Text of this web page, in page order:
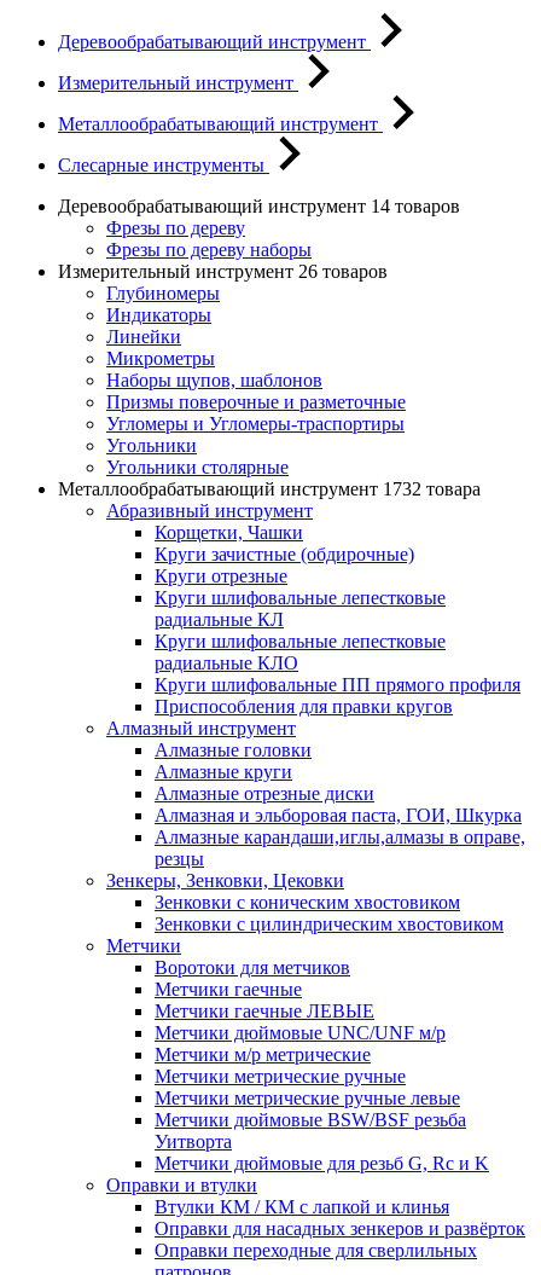
Деревообрабатывающий инструмент
Измерительный инструмент
Металлообрабатывающий инструмент
Слесарные инструменты
Деревообрабатывающий инструмент 14 товаров
Фрезы по дереву
Фрезы по дереву наборы
Измерительный инструмент 26 товаров
Глубиномеры
Индикаторы
Линейки
Микрометры
Наборы щупов, шаблонов
Призмы поверочные и разметочные
Угломеры и Угломеры-траспортиры
Угольники
Угольники столярные
Металлообрабатывающий инструмент 1732 товара
Абразивный инструмент
Корщетки, Чашки
Круги зачистные (обдирочные)
Круги отрезные
Круги шлифовальные лепестковые
радиальные КЛ
Круги шлифовальные лепестковые
радиальные КЛО
Круги шлифовальные ПП прямого профиля
Приспособления для правки кругов
Алмазный инструмент
Алмазные головки
Алмазные круги
Алмазные отрезные диски
Алмазная и эльборовая паста, ГОИ, Шкурка
Алмазные карандаши,иглы,алмазы в оправе,
резцы
Зенкеры, Зенковки, Цековки
Зенковки с коническим хвостовиком
Зенковки с цилиндрическим хвостовиком
Метчики
Воротоки для метчиков
Метчики гаечные
Метчики гаечные ЛЕВЫЕ
Метчики дюймовые UNC/UNF м/р
Метчики м/р метрические
Метчики метрические ручные
Метчики метрические ручные левые
Метчики дюймовые BSW/BSF резьба
Уитворта
Метчики дюймовые для резьб G, Rc и K
Оправки и втулки
Втулки КМ / КМ с лапкой и клинья
Оправки для насадных зенкеров и развёрток
Оправки переходные для сверлильных